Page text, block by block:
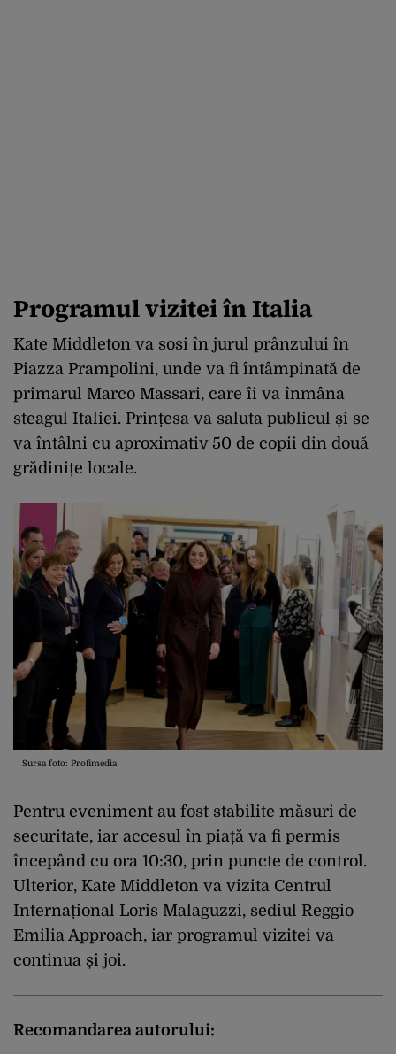
Programul vizitei în Italia
Kate Middleton va sosi în jurul prânzului în
Piazza Prampolini, unde va fi întâmpinată de
primarul Marco Massari, care îi va înmâna
steagul Italiei. Prințesa va saluta publicul și se
va întâlni cu aproximativ 50 de copii din două
grădinițe locale.
Sursa foto: Profimedia
Pentru eveniment au fost stabilite măsuri de
securitate, iar accesul în piață va fi permis
începând cu ora 10:30, prin puncte de control.
Ulterior, Kate Middleton va vizita Centrul
Internațional Loris Malaguzzi, sediul Reggio
Emilia Approach, iar programul vizitei va
continua și joi.
Recomandarea autorului: